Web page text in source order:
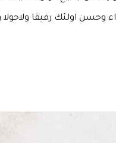
اولئك رفيقا ولاحولا